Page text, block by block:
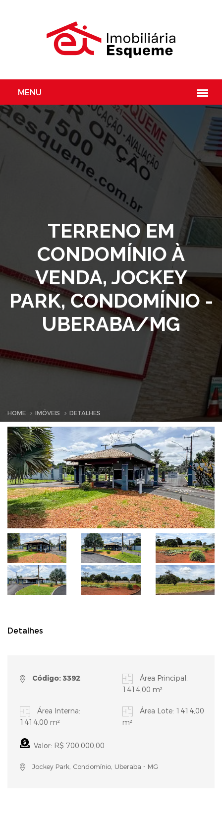
TERRENO EM
CONDOMÍNIO À
VENDA, JOCKEY
PARK, CONDOMÍNIO -
UBERABA/MG
HOME IMÓVEIS DETALHES
Detalhes
Código: 3392
Área Principal:
1414,00 m²
Área Interna:
1414,00 m²
Área Lote: 1414,00
m²
Valor: R$ 700.000,00
Jockey Park, Condomínio, Uberaba - MG